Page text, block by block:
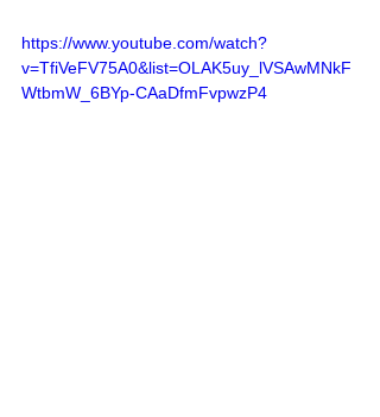
https://www.youtube.com/watch?
v=TfiVeFV75A0&list=OLAK5uy_lVSAwMNkF
WtbmW_6BYp-CAaDfmFvpwzP4